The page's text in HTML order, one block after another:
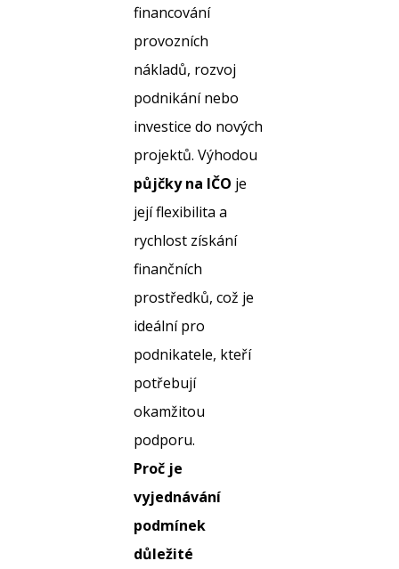
financování
provozních
nákladů, rozvoj
podnikání nebo
investice do nových
projektů. Výhodou
půjčky na IČO je
její flexibilita a
rychlost získání
finančních
prostředků, což je
ideální pro
podnikatele, kteří
potřebují
okamžitou
podporu.
Proč je
vyjednávání
podmínek
důležité